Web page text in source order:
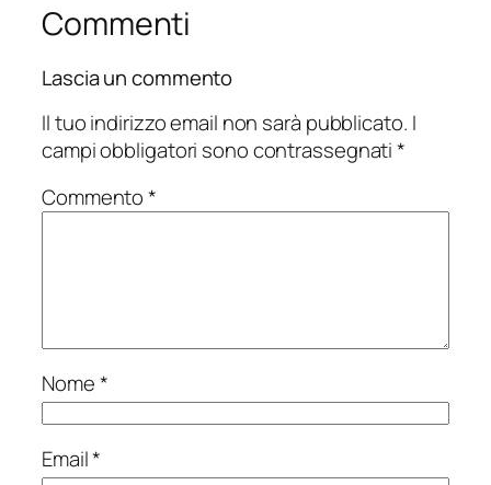
Commenti
Lascia un commento
Il tuo indirizzo email non sarà pubblicato. I
campi obbligatori sono contrassegnati*
Commento*
Nome*
Email*